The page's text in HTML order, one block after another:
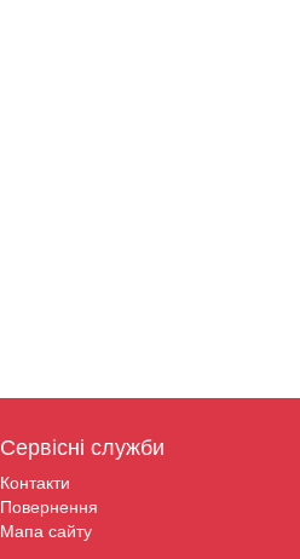
Сервісні служби
Контакти
Повернення
Мапа сайту